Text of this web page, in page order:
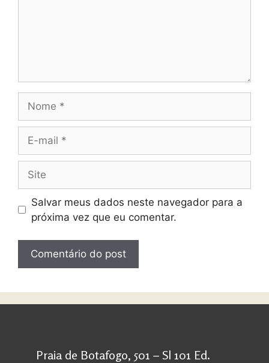
Salvar meus dados neste navegador para a
próxima vez que eu comentar.
Praia de Botafogo, 501 – Sl 101 Ed.